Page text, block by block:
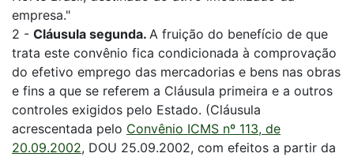
empresa."
2 - Cláusula segunda. A fruição do benefício de que
trata este convênio fica condicionada à comprovação
do efetivo emprego das mercadorias e bens nas obras
e fins a que se referem a Cláusula primeira e a outros
controles exigidos pelo Estado. (Cláusula
acrescentada pelo Convênio ICMS nº 113, de
20.09.2002, DOU 25.09.2002, com efeitos a partir da